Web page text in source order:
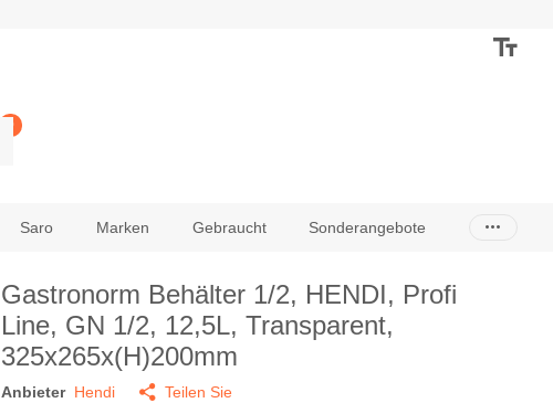
0
Saro Marken Gebraucht Sonderangebote
Gastronorm Behälter 1/2, HENDI, Profi
Line, GN 1/2, 12,5L, Transparent,
325x265x(H)200mm
Anbieter Hendi Teilen Sie